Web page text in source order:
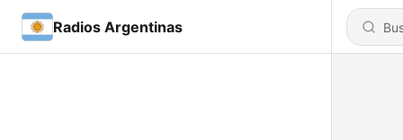
Radios Argentinas